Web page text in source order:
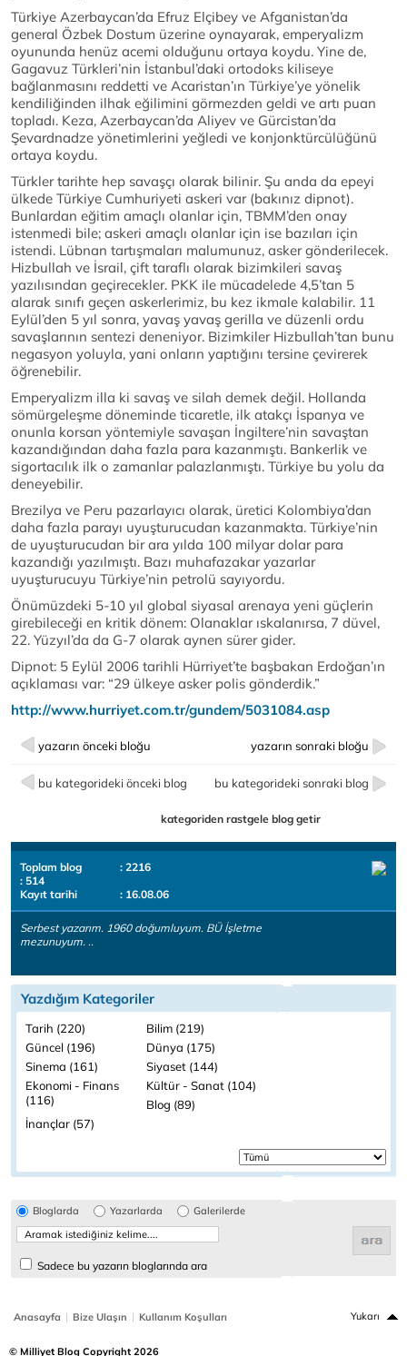
Türkiye Azerbaycan’da Efruz Elçibey ve Afganistan’da
general Özbek Dostum üzerine oynayarak, emperyalizm
oyununda henüz acemi olduğunu ortaya koydu. Yine de,
Gagavuz Türkleri’nin İstanbul’daki ortodoks kiliseye
bağlanmasını reddetti ve Acaristan’ın Türkiye’ye yönelik
kendiliğinden ilhak eğilimini görmezden geldi ve artı puan
topladı. Keza, Azerbaycan’da Aliyev ve Gürcistan’da
Şevardnadze yönetimlerini yeğledi ve konjonktürcülüğünü
ortaya koydu.
Türkler tarihte hep savaşçı olarak bilinir. Şu anda da epeyi
ülkede Türkiye Cumhuriyeti askeri var (bakınız dipnot).
Bunlardan eğitim amaçlı olanlar için, TBMM’den onay
istenmedi bile; askeri amaçlı olanlar için ise bazıları için
istendi. Lübnan tartışmaları malumunuz, asker gönderilecek.
Hizbullah ve İsrail, çift taraflı olarak bizimkileri savaş
yazılısından geçirecekler. PKK ile mücadelede 4,5’tan 5
alarak sınıfı geçen askerlerimiz, bu kez ikmale kalabilir. 11
Eylül’den 5 yıl sonra, yavaş yavaş gerilla ve düzenli ordu
savaşlarının sentezi deneniyor. Bizimkiler Hizbullah’tan bunu
negasyon yoluyla, yani onların yaptığını tersine çevirerek
öğrenebilir.
Emperyalizm illa ki savaş ve silah demek değil. Hollanda
sömürgeleşme döneminde ticaretle, ilk atakçı İspanya ve
onunla korsan yöntemiyle savaşan İngiltere’nin savaştan
kazandığından daha fazla para kazanmıştı. Bankerlik ve
sigortacılık ilk o zamanlar palazlanmıştı. Türkiye bu yolu da
deneyebilir.
Brezilya ve Peru pazarlayıcı olarak, üretici Kolombiya’dan
daha fazla parayı uyuşturucudan kazanmakta. Türkiye’nin
de uyuşturucudan bir ara yılda 100 milyar dolar para
kazandığı yazılmıştı. Bazı muhafazakar yazarlar
uyuşturucuyu Türkiye’nin petrolü sayıyordu.
Önümüzdeki 5-10 yıl global siyasal arenaya yeni güçlerin
girebileceği en kritik dönem: Olanaklar ıskalanırsa, 7 düvel,
22. Yüzyıl’da da G-7 olarak aynen sürer gider.
Dipnot: 5 Eylül 2006 tarihli Hürriyet’te başbakan Erdoğan’ın
açıklaması var: “29 ülkeye asker polis gönderdik.”
http://www.hurriyet.com.tr/gundem/5031084.asp
yazarın önceki bloğu yazarın sonraki bloğu
bu kategorideki önceki blog bu kategorideki sonraki blog
kategoriden rastgele blog getir
Toplam blog
: 2216
: 514
Kayıt tarihi
: 16.08.06
Serbest yazarım. 1960 doğumluyum. BÜ İşletme
mezunuyum. ..
Yazdığım Kategoriler
Tarih (220)
Bilim (219)
Güncel (196)
Dünya (175)
Sinema (161)
Siyaset (144)
Ekonomi - Finans
(116)
Kültür - Sanat (104)
Blog (89)
İnançlar (57)
Bloglarda Yazarlarda Galerilerde
Sadece bu yazarın bloglarında ara
Anasayfa | Bize Ulaşın | Kullanım Koşulları Yukarı
© Milliyet Blog Copyright 2026